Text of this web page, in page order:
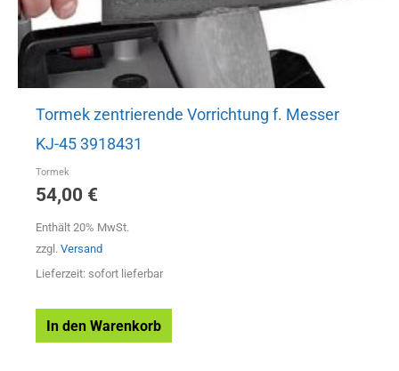
Tormek zentrierende Vorrichtung f. Messer
KJ-45 3918431
Tormek
54,00 €
Enthält 20% MwSt.
zzgl. Versand
Lieferzeit: sofort lieferbar
In den Warenkorb